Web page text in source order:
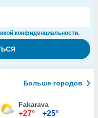
конфиденциальности.
Больше городов
Fakarava
+27° +25°